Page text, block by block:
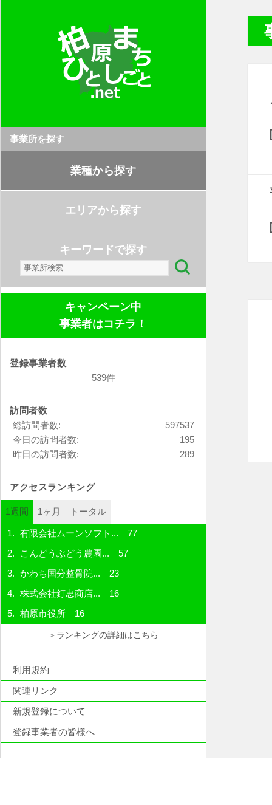
事業所を探す
業種から探す
エリアから探す
キーワードで探す
検
索:
キャンペーン中
事業者はコチラ！
登録事業者数
539件
訪問者数
597537
総訪問者数:
195
今日の訪問者数:
289
昨日の訪問者数:
アクセスランキング
1週間 1ヶ月 トータル
有限会社ムーンソフト... 77
こんどうぶどう農園... 57
かわち国分整骨院... 23
株式会社釘忠商店... 16
柏原市役所16
＞ランキングの詳細はこちら
利用規約
関連リンク
新規登録について
登録事業者の皆様へ